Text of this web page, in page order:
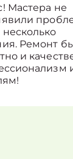
Мастера не
Ремонт
и